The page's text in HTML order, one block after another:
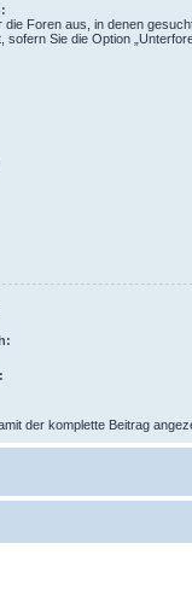
die Foren aus, in denen
sofern Sie die Option
der komplette Beitrag